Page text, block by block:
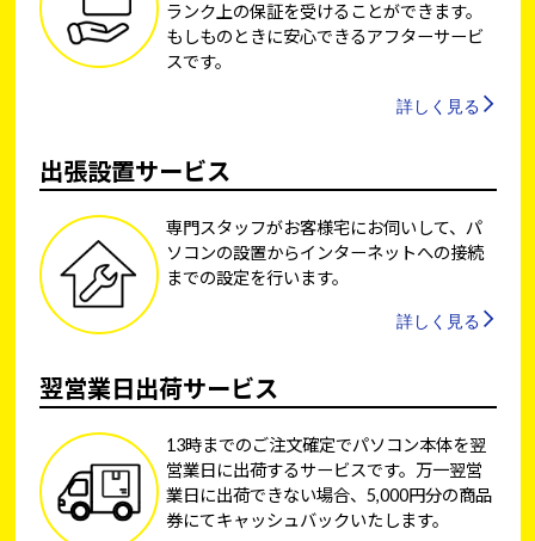
ランク上の保証を受けることができます。
もしものときに安心できるアフターサービ
スです。
詳しく見る
出張設置サービス
専門スタッフがお客様宅にお伺いして、パ
ソコンの設置からインターネットへの接続
までの設定を行います。
詳しく見る
翌営業日出荷サービス
13時までのご注文確定でパソコン本体を翌
営業日に出荷するサービスです。万一翌営
業日に出荷できない場合、5,000円分の商品
券にてキャッシュバックいたします。